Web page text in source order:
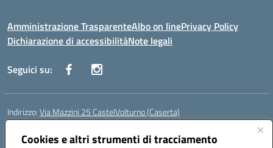
Cookies e altri strumenti di tracciamento
Amministrazione TrasparenteAlbo on linePrivacy Policy
Dichiarazione di accessibilitàNote legali
Seguici su:
Indirizzo:Via Mazzini 25 CastelVolturno (Caserta)
Centralino:
Posta elettronica certificata (PEC):ceis014005@pec.istruzione.it